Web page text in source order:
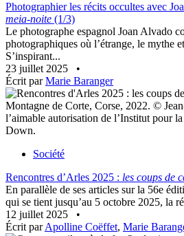
Photographier les récits occultes avec
meia-noite (1/3)
Le photographe espagnol Joan Alvado
photographiques où l’étrange, le mythe
S’inspirant...
23 juillet 2025
•
Écrit parMarie Baranger
Montagne de Corte, Corse, 2022. ©
l’aimable autorisation de l’Institut pour
Down.
Société
Rencontres d’Arles 2025 : les coups de
En parallèle de ses articles sur la 56e
qui se tient jusqu’au 5 octobre 2025, la
12 juillet 2025
•
Écrit parApolline Coëffet, Marie